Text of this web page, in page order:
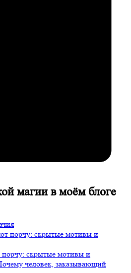
магии в моём блоге
скрытые мотивы и
человек, заказывающий